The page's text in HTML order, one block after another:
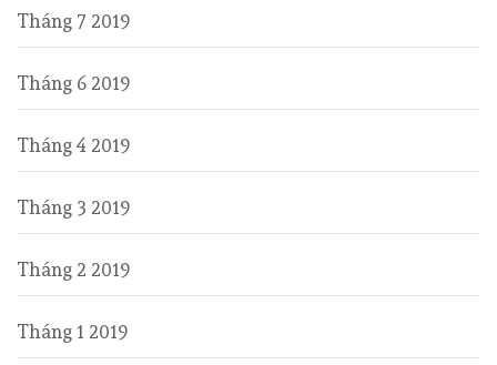
Tháng 7 2019
Tháng 6 2019
Tháng 4 2019
Tháng 3 2019
Tháng 2 2019
Tháng 1 2019